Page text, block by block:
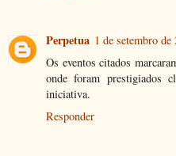
Perpetua 1 de setembro
Os eventos citados
onde foram prestigiados
iniciativa.
Responder